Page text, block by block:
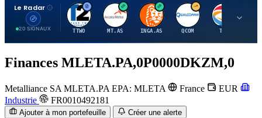
Le Radar
20 SIGNAUX
T
TTWO
A
MT.AS
I
INGA.AS
Q
QCOM
T
TTE
Finances MLETA.PA,0P0000DKZM,0
Metalliance SA MLETA.PA EPA: MLETA France
EUR
Industrie
FR0010492181
Ajouter à mon portefeuille Créer une alerte